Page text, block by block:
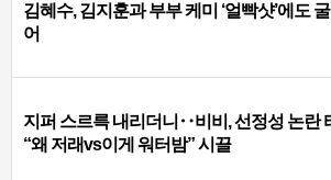
김혜수, 김지훈과 부부 케미 ‘얼빡샷’에도
어
지퍼 스르륵 내리더니‥비비, 선정성 논란
“왜 저래vs이게 워터밤” 시끌